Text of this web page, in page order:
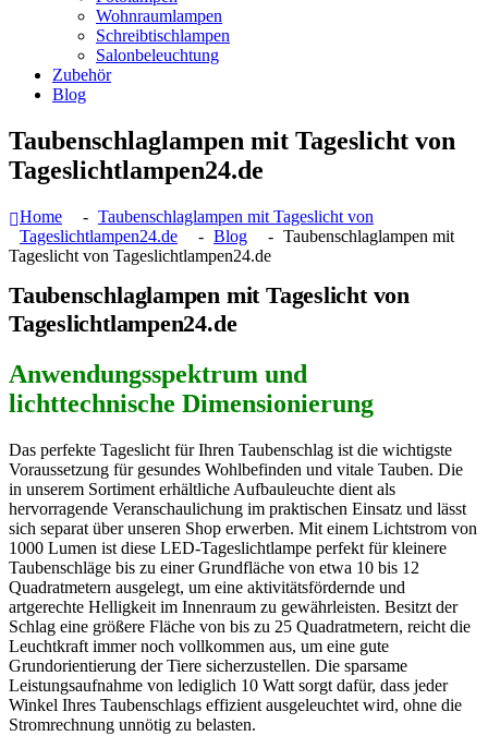
Wohnraumlampen
Schreibtischlampen
Salonbeleuchtung
Zubehör
Blog
Taubenschlaglampen mit Tageslicht von
Tageslichtlampen24.de
Home
Taubenschlaglampen mit Tageslicht von
Tageslichtlampen24.de
Blog
Taubenschlaglampen mit
Tageslicht von Tageslichtlampen24.de
Taubenschlaglampen mit Tageslicht von
Tageslichtlampen24.de
Anwendungsspektrum und
lichttechnische Dimensionierung
Das perfekte Tageslicht für Ihren Taubenschlag ist die wichtigste
Voraussetzung für gesundes Wohlbefinden und vitale Tauben. Die
in unserem Sortiment erhältliche Aufbauleuchte dient als
hervorragende Veranschaulichung im praktischen Einsatz und lässt
sich separat über unseren Shop erwerben. Mit einem Lichtstrom von
1000 Lumen ist diese LED-Tageslichtlampe perfekt für kleinere
Taubenschläge bis zu einer Grundfläche von etwa 10 bis 12
Quadratmetern ausgelegt, um eine aktivitätsfördernde und
artgerechte Helligkeit im Innenraum zu gewährleisten. Besitzt der
Schlag eine größere Fläche von bis zu 25 Quadratmetern, reicht die
Leuchtkraft immer noch vollkommen aus, um eine gute
Grundorientierung der Tiere sicherzustellen. Die sparsame
Leistungsaufnahme von lediglich 10 Watt sorgt dafür, dass jeder
Winkel Ihres Taubenschlags effizient ausgeleuchtet wird, ohne die
Stromrechnung unnötig zu belasten.